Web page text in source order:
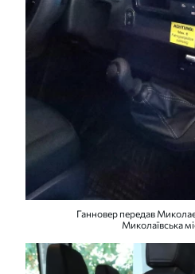
Ганновер передав
Миколаївська